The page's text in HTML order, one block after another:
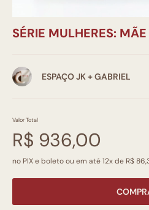
SÉRIE MULHERES:
ESPAÇO JK + GABRIEL
Valor Total
R$ 936,00
no PIX e boleto ou em até 12x de R$